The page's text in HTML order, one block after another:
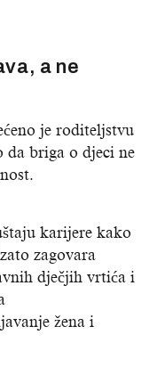
a ne
je roditeljstvu
da briga o djeci ne
karijere kako
zagovara
dječjih vrtića i
žena i